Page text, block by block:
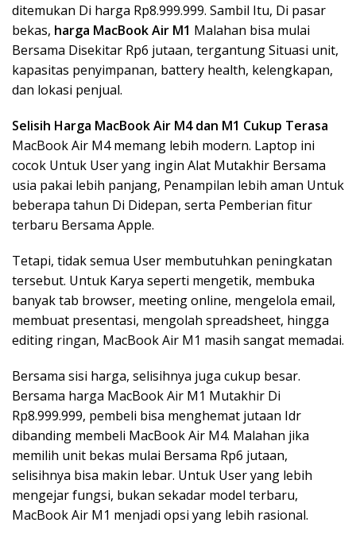
ditemukan Di harga Rp8.999.999. Sambil Itu, Di pasar
bekas, harga MacBook Air M1 Malahan bisa mulai
Bersama Disekitar Rp6 jutaan, tergantung Situasi unit,
kapasitas penyimpanan, battery health, kelengkapan,
dan lokasi penjual.
Selisih Harga MacBook Air M4 dan M1 Cukup Terasa
MacBook Air M4 memang lebih modern. Laptop ini
cocok Untuk User yang ingin Alat Mutakhir Bersama
usia pakai lebih panjang, Penampilan lebih aman Untuk
beberapa tahun Di Didepan, serta Pemberian fitur
terbaru Bersama Apple.
Tetapi, tidak semua User membutuhkan peningkatan
tersebut. Untuk Karya seperti mengetik, membuka
banyak tab browser, meeting online, mengelola email,
membuat presentasi, mengolah spreadsheet, hingga
editing ringan, MacBook Air M1 masih sangat memadai.
Bersama sisi harga, selisihnya juga cukup besar.
Bersama harga MacBook Air M1 Mutakhir Di
Rp8.999.999, pembeli bisa menghemat jutaan Idr
dibanding membeli MacBook Air M4. Malahan jika
memilih unit bekas mulai Bersama Rp6 jutaan,
selisihnya bisa makin lebar. Untuk User yang lebih
mengejar fungsi, bukan sekadar model terbaru,
MacBook Air M1 menjadi opsi yang lebih rasional.